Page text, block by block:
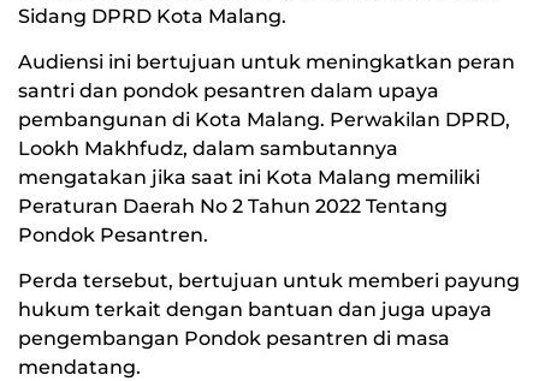
Sidang DPRD Kota Malang.
Audiensi ini bertujuan untuk meningkatkan peran
santri dan pondok pesantren dalam upaya
pembangunan di Kota Malang. Perwakilan DPRD,
Lookh Makhfudz, dalam sambutannya
mengatakan jika saat ini Kota Malang memiliki
Peraturan Daerah No 2 Tahun 2022 Tentang
Pondok Pesantren.
Perda tersebut, bertujuan untuk memberi payung
hukum terkait dengan bantuan dan juga upaya
pengembangan Pondok pesantren di masa
mendatang.